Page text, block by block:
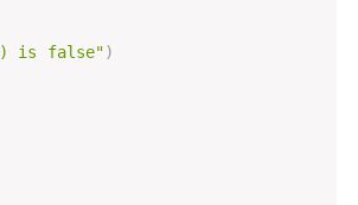
is false")